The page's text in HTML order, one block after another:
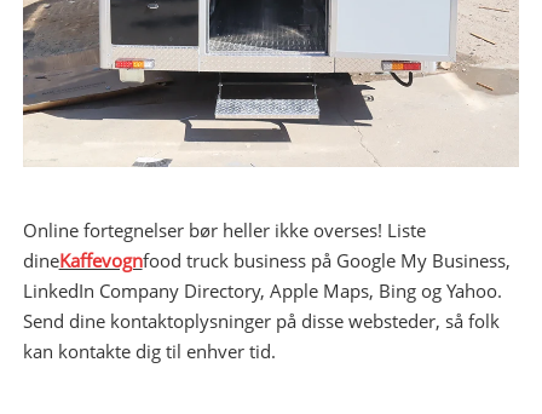
Online fortegnelser bør heller ikke overses! Liste
dineKaffevognfood truck business på Google My Business,
LinkedIn Company Directory, Apple Maps, Bing og Yahoo.
Send dine kontaktoplysninger på disse websteder, så folk
kan kontakte dig til enhver tid.